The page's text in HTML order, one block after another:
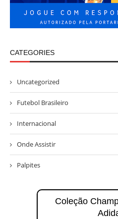
CATEGORIES
Uncategorized
Futebol Brasileiro
Internacional
Onde Assistir
Palpites
Coleção